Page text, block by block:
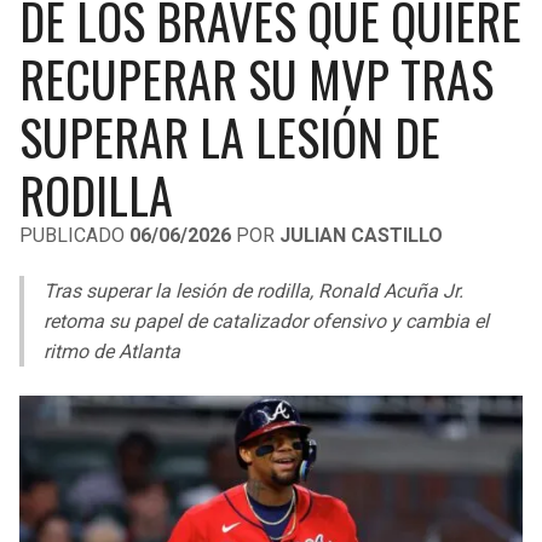
LIGA DE EXPANSIÓN MX
LEAGUES CUP
UEFA EUROPA LEAGUE
UEFA CONFERENCE LEAGUE
MLS
COPA LIBERTADORES
COPA SUDAMERICANA
LIGA BETPLAY
OTRAS LIGAS
RAIDERS
CHARGERS
RAVENS
BROWNS
TEXANS
COLTS
CAVALIERS
PISTONS
PACERS
HAWKS
HEAT
MAGIC
DE LOS BRAVES QUE QUIERE
RECUPERAR SU MVP TRAS
SUPERAR LA LESIÓN DE
RODILLA
PUBLICADO 06/06/2026 POR JULIAN CASTILLO
Tras superar la lesión de rodilla, Ronald Acuña Jr.
retoma su papel de catalizador ofensivo y cambia el
ritmo de Atlanta